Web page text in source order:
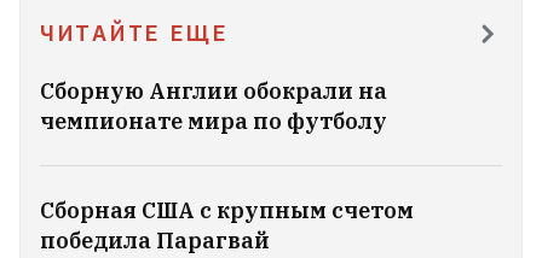
ЧИТАЙТЕ ЕЩЕ
Сборную Англии обокрали на
чемпионате мира по футболу
Сборная США с крупным счетом
победила Парагвай
В Москве похоронили генерал-майора
Плохотнюка, который погиб при взрыве
в ресторане в Москве